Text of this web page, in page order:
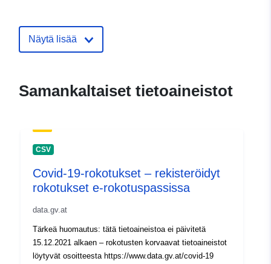
uriRef:
impfungen-im-e-impfpass
Näytä lisää
Samankaltaiset tietoaineistot
CSV
Covid-19-rokotukset – rekisteröidyt
rokotukset e-rokotuspassissa
data.gv.at
Tärkeä huomautus: tätä tietoaineistoa ei päivitetä
15.12.2021 alkaen – rokotusten korvaavat tietoaineistot
löytyvät osoitteesta https://www.data.gv.at/covid-19